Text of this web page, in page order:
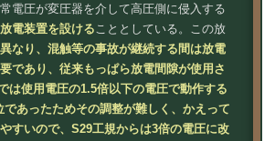
電圧が変圧器を介して高圧側に侵入する
放電装置を設ける こととしている。この放
なり、混触等の事故が継続する間は放電
であり、従来もっぱら放電間隙が使用さ
は使用電圧の1.5倍以下の電圧で動作する
あったためその調整が難しく、かえって
すいので、S29工規からは3倍の電圧に改